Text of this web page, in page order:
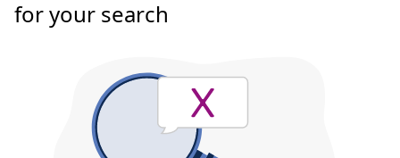
for your search